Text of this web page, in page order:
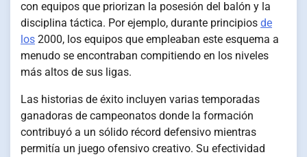
con equipos que priorizan la posesión del balón y la
disciplina táctica. Por ejemplo, durante principios de
los 2000, los equipos que empleaban este esquema a
menudo se encontraban compitiendo en los niveles
más altos de sus ligas.
Las historias de éxito incluyen varias temporadas
ganadoras de campeonatos donde la formación
contribuyó a un sólido récord defensivo mientras
permitía un juego ofensivo creativo. Su efectividad